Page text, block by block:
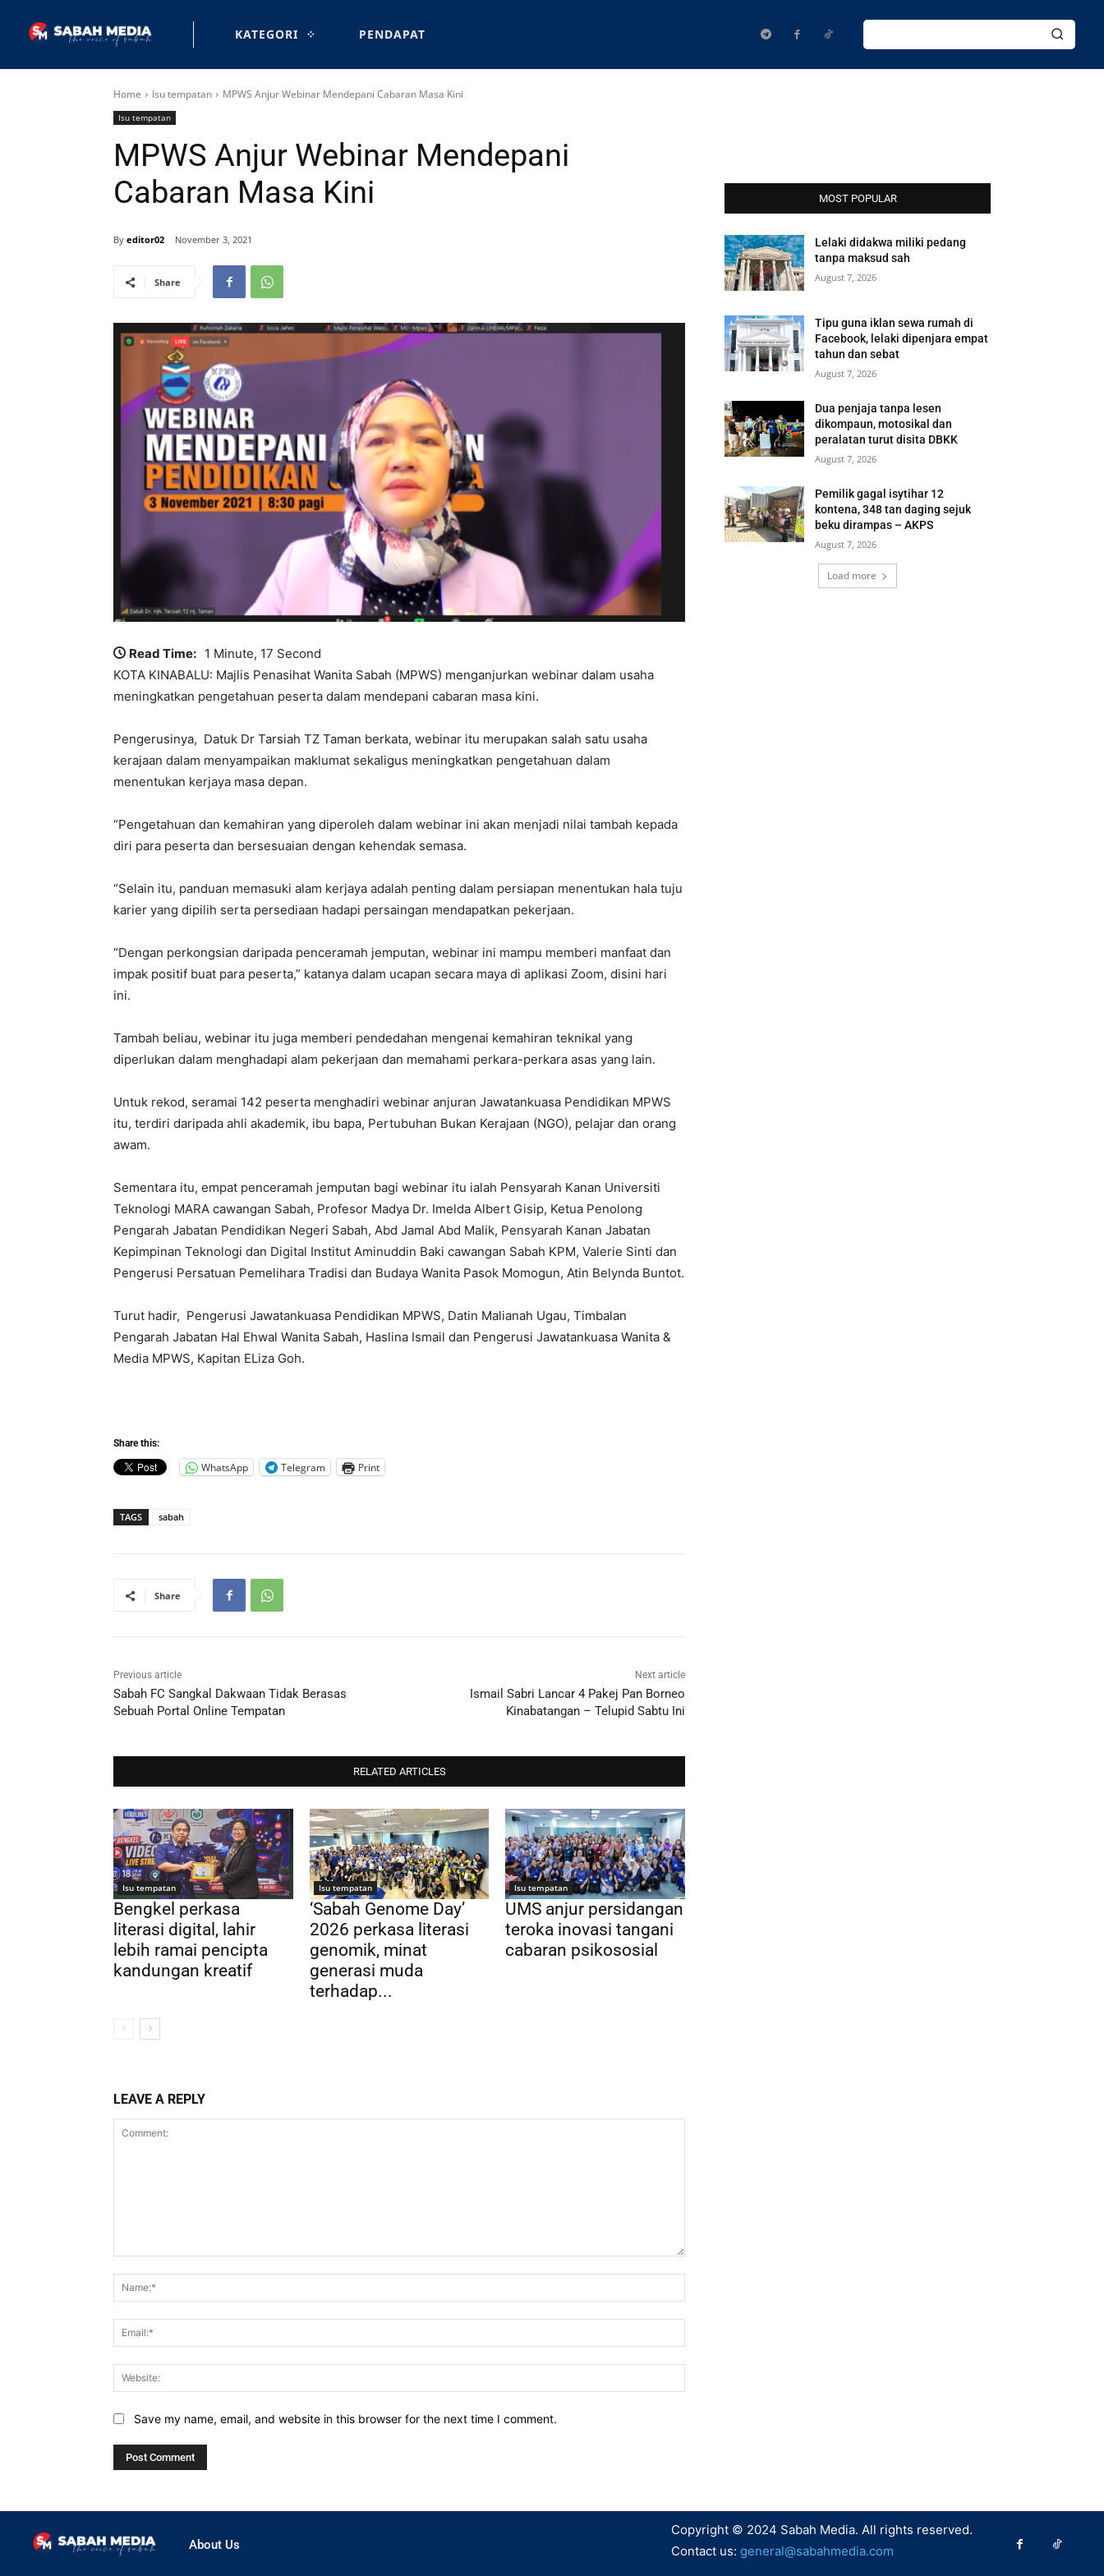
KATEGORI PENDAPAT
Home Isu tempatan MPWS Anjur Webinar Mendepani Cabaran Masa Kini
Isu tempatan
MPWS Anjur Webinar Mendepani
Cabaran Masa Kini
By editor02 November 3, 2021
Share
Read Time: 1 Minute, 17 Second
KOTA KINABALU: Majlis Penasihat Wanita Sabah (MPWS) menganjurkan webinar dalam usaha
meningkatkan pengetahuan peserta dalam mendepani cabaran masa kini.
Pengerusinya, Datuk Dr Tarsiah TZ Taman berkata, webinar itu merupakan salah satu usaha
kerajaan dalam menyampaikan maklumat sekaligus meningkatkan pengetahuan dalam
menentukan kerjaya masa depan.
“Pengetahuan dan kemahiran yang diperoleh dalam webinar ini akan menjadi nilai tambah kepada
diri para peserta dan bersesuaian dengan kehendak semasa.
“Selain itu, panduan memasuki alam kerjaya adalah penting dalam persiapan menentukan hala tuju
karier yang dipilih serta persediaan hadapi persaingan mendapatkan pekerjaan.
“Dengan perkongsian daripada penceramah jemputan, webinar ini mampu memberi manfaat dan
impak positif buat para peserta,” katanya dalam ucapan secara maya di aplikasi Zoom, disini hari
ini.
Tambah beliau, webinar itu juga memberi pendedahan mengenai kemahiran teknikal yang
diperlukan dalam menghadapi alam pekerjaan dan memahami perkara-perkara asas yang lain.
Untuk rekod, seramai 142 peserta menghadiri webinar anjuran Jawatankuasa Pendidikan MPWS
itu, terdiri daripada ahli akademik, ibu bapa, Pertubuhan Bukan Kerajaan (NGO), pelajar dan orang
awam.
Sementara itu, empat penceramah jemputan bagi webinar itu ialah Pensyarah Kanan Universiti
Teknologi MARA cawangan Sabah, Profesor Madya Dr. Imelda Albert Gisip, Ketua Penolong
Pengarah Jabatan Pendidikan Negeri Sabah, Abd Jamal Abd Malik, Pensyarah Kanan Jabatan
Kepimpinan Teknologi dan Digital Institut Aminuddin Baki cawangan Sabah KPM, Valerie Sinti dan
Pengerusi Persatuan Pemelihara Tradisi dan Budaya Wanita Pasok Momogun, Atin Belynda Buntot.
Turut hadir, Pengerusi Jawatankuasa Pendidikan MPWS, Datin Malianah Ugau, Timbalan
Pengarah Jabatan Hal Ehwal Wanita Sabah, Haslina Ismail dan Pengerusi Jawatankuasa Wanita &
Media MPWS, Kapitan ELiza Goh.
Share this:
WhatsApp Telegram Print
TAGS sabah
Share
Previous article
Sabah FC Sangkal Dakwaan Tidak Berasas
Sebuah Portal Online Tempatan
Next article
Ismail Sabri Lancar 4 Pakej Pan Borneo
Kinabatangan – Telupid Sabtu Ini
RELATED ARTICLES
Isu tempatan
Bengkel perkasa
literasi digital, lahir
lebih ramai pencipta
kandungan kreatif
Isu tempatan
‘Sabah Genome Day’
2026 perkasa literasi
genomik, minat
generasi muda
terhadap...
Isu tempatan
UMS anjur persidangan
teroka inovasi tangani
cabaran psikososial
LEAVE A REPLY
Save my name, email, and website in this browser for the next time I comment.
MOST POPULAR
Lelaki didakwa miliki pedang
tanpa maksud sah
August 7, 2026
Tipu guna iklan sewa rumah di
Facebook, lelaki dipenjara empat
tahun dan sebat
August 7, 2026
Dua penjaja tanpa lesen
dikompaun, motosikal dan
peralatan turut disita DBKK
August 7, 2026
Pemilik gagal isytihar 12
kontena, 348 tan daging sejuk
beku dirampas – AKPS
August 7, 2026
Load more
About Us
Copyright © 2024 Sabah Media. All rights reserved.
Contact us: general@sabahmedia.com